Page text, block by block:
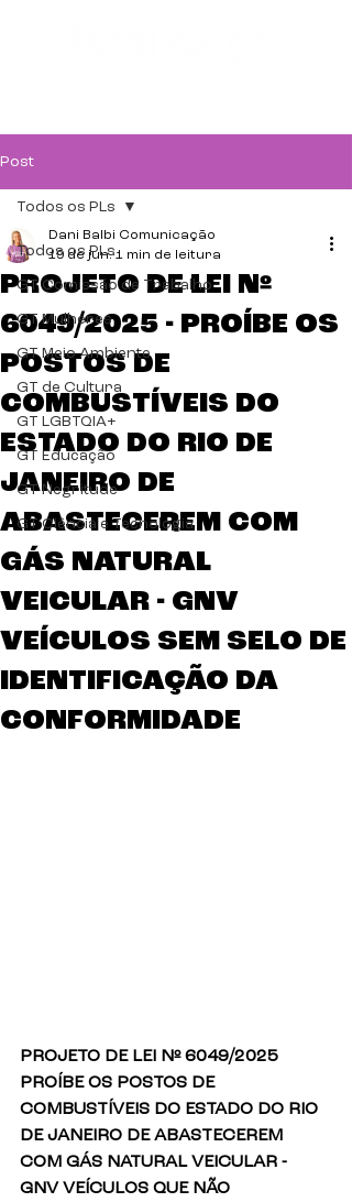
Post
Todos os PLs
GT Comissão de Trabalho
GT Mulheres
GT Meio Ambiente
GT de Cultura
GT LGBTQIA+
GT Educação
GT Negritude
GT Ciência e Tecnologia
Todos os PLs
PROJETO DE LEI Nº
6049/2025 - PROÍBE OS
POSTOS DE
COMBUSTÍVEIS DO
ESTADO DO RIO DE
JANEIRO DE
ABASTECEREM COM
GÁS NATURAL
VEICULAR - GNV
VEÍCULOS SEM SELO DE
IDENTIFICAÇÃO DA
CONFORMIDADE
Dani Balbi Comunicação
19 de jun. 1 min de leitura
PROJETO DE LEI Nº 6049/2025
PROÍBE OS POSTOS DE
COMBUSTÍVEIS DO ESTADO DO RIO
DE JANEIRO DE ABASTECEREM
COM GÁS NATURAL VEICULAR -
GNV VEÍCULOS QUE NÃO